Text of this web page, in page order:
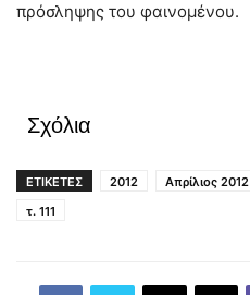
πρόσληψης του φαινομένου.
Σχόλια
ΕΤΙΚΕΤΕΣ 2012 Απρίλιος 2012
τ. 111